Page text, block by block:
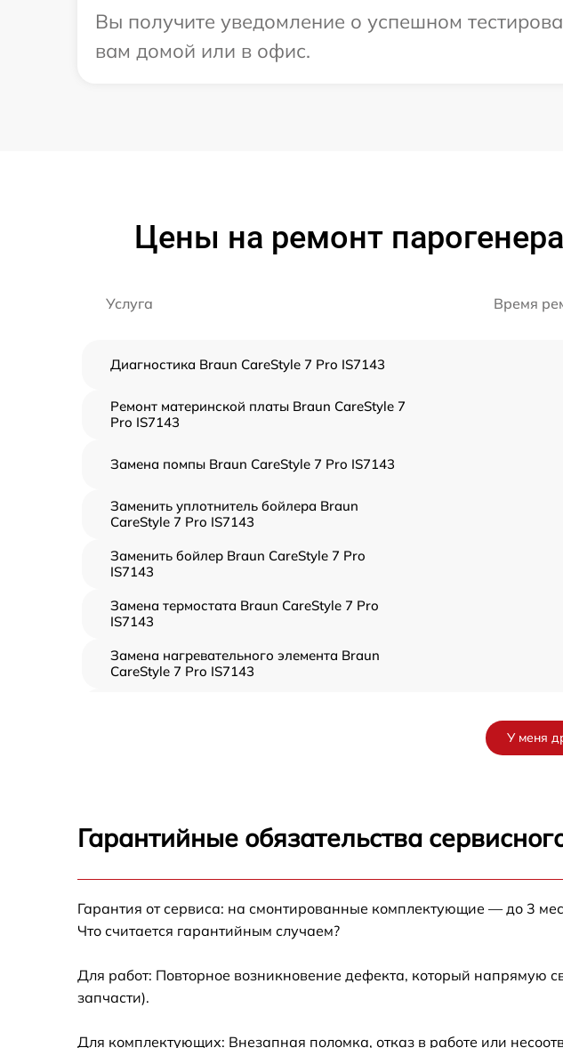
Вы получите уведомление о успешном
вам домой или в офис.
Цены на ремонт
Услуга Время
Диагностика Braun CareStyle 7 Pro IS7143
Ремонт материнской платы Braun CareStyle 7
Pro IS7143
Замена помпы Braun CareStyle 7 Pro IS7143
Заменить уплотнитель бойлера Braun
CareStyle 7 Pro IS7143
Заменить бойлер Braun CareStyle 7 Pro
IS7143
Замена термостата Braun CareStyle 7 Pro
IS7143
Замена нагревательного элемента Braun
CareStyle 7 Pro IS7143
Корпусный ремонт (замена резинок,
креплений, кнопок) Braun CareStyle 7 Pro
IS7143
Очистка подошвы утюга Braun CareStyle 7
Pro IS7143
У меня
Гарантийные обязательства
Гарантия от сервиса: на смонтированные комплектующие — до 3
Что считается гарантийным случаем?
Для работ: Повторное возникновение дефекта, который напрямую
запчасти).
Для комплектующих: Внезапная поломка, отказ в работе или